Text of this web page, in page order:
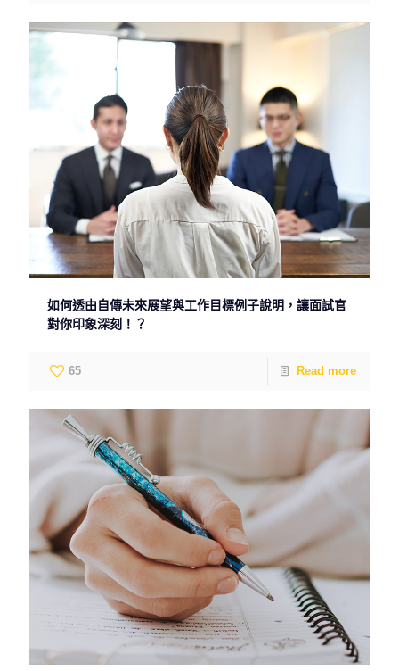
如何透由自傳未來展望與工作目標例子說明，讓面試官
對你印象深刻！？
65 Read more